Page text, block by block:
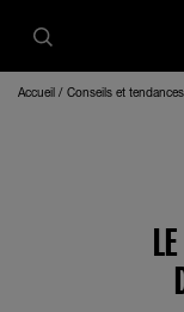
Accueil Conseils et tendances